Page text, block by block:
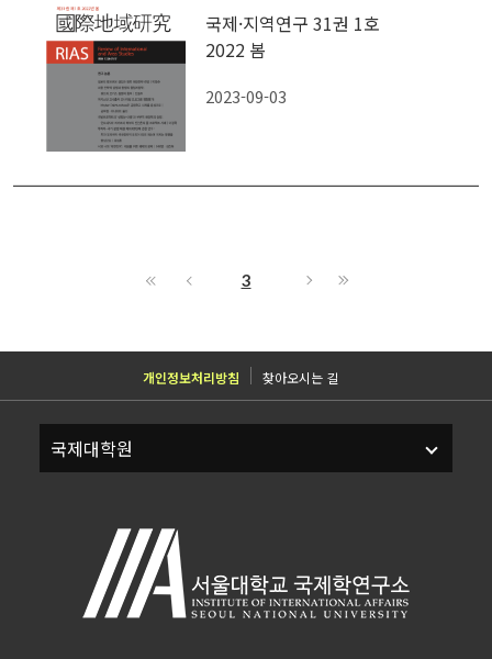
국제·지역연구 31권 1호
2022 봄
2023-09-03
3
개인정보처리방침 찾아오시는 길